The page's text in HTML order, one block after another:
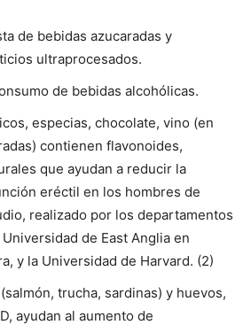
de bebidas azucaradas y
ultraprocesados.
de bebidas alcohólicas.
especias, chocolate, vino (en
contienen flavonoides,
que ayudan a reducir la
eréctil en los hombres de
realizado por los departamentos
de East Anglia en
y la Universidad de Harvard. (2)
trucha, sardinas) y huevos,
ayudan al aumento de